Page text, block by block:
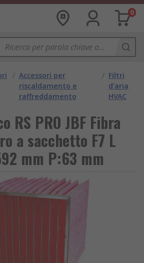
0
/ Accessori per
riscaldamento e
raffreddamento
/ Filtri
d'aria
HVAC
RS PRO JBF Fibra
a sacchetto F7 L
mm P:63 mm